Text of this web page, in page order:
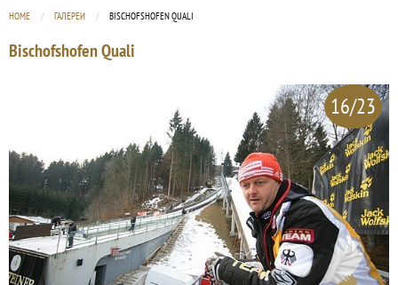
HOME ГАЛЕРЕИ CURRENT:
BISCHOFSHOFEN QUALI
Bischofshofen Quali
16/23